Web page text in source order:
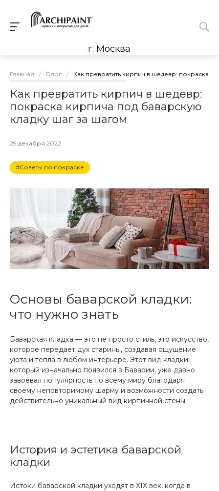
г. Москва
Главная / Блог / Как превратить кирпич в шедевр: покраска
Как превратить кирпич в шедевр:
покраска кирпича под баварскую
кладку шаг за шагом
29 декабря 2022
#Советы по покраске
Основы баварской кладки:
что нужно знать
Баварская кладка — это не просто стиль, это искусство,
которое передает дух старины, создавая ощущение
уюта и тепла в любом интерьере. Этот вид кладки,
который изначально появился в Баварии, уже давно
завоевал популярность по всему миру благодаря
своему неповторимому шарму и возможности создать
действительно уникальный вид кирпичной стены.
История и эстетика баварской
кладки
Истоки баварской кладки уходят в XIX век, когда в